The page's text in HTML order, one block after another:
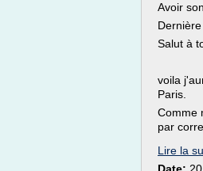
Avoir
Salut à
voila
Paris.
Comme
par
Lire la